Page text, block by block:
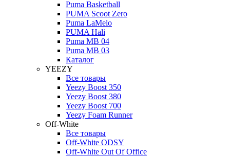
Puma Basketball
PUMA Scoot Zero
Puma LaMelo
PUMA Hali
Puma MB 04
Puma MB 03
Каталог
YEEZY
Все товары
Yeezy Boost 350
Yeezy Boost 380
Yeezy Boost 700
Yeezy Foam Runner
Off-White
Все товары
Off-White ODSY
Off-White Out Of Office